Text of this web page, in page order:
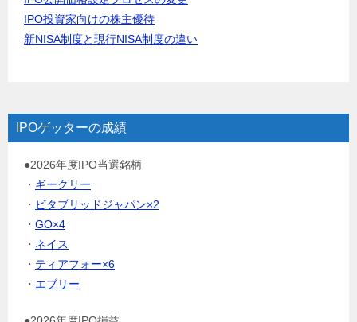
IPO投資家向けの株主優待
新NISA制度と現行NISA制度の違い
IPOゲッターの成績
●2026年度IPO当選銘柄
・ ギークリー
・ ビタブリッドジャパン×2
・ GO×4
・ ネイス
・ ティアフォー×6
・ エブリー